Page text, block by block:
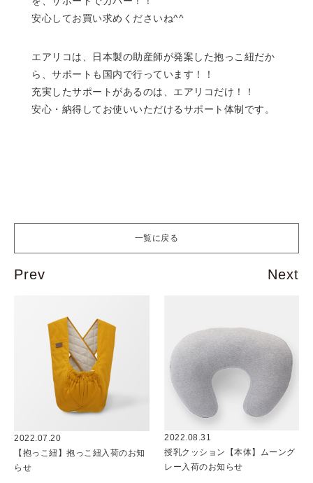
安心してお買い求めくださいね^^
エアリコは、日本製の助産師が発案した抱っこ紐だか
ら、サポートも国内で行っています！！
充実したサポートがあるのは、エアリコだけ！！
安心・納得してお使いいただけるサポート体制です。
一覧に戻る
2022.07.20
【抱っこ紐】抱っこ紐入荷のお知
らせ
2022.08.31
授乳クッション【本体】ムーング
レー入荷のお知らせ